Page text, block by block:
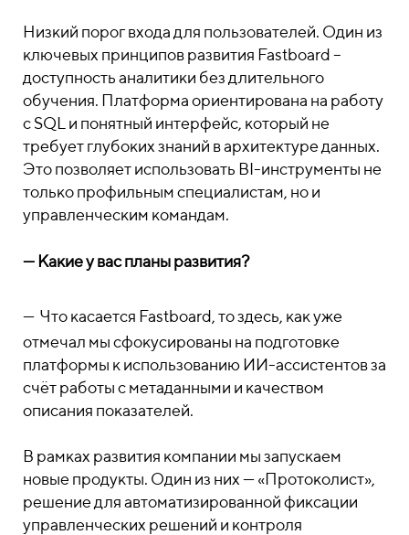
Низкий порог входа для пользователей. Один из
ключевых принципов развития Fastboard –
доступность аналитики без длительного
обучения. Платформа ориентирована на работу
с SQL и понятный интерфейс, который не
требует глубоких знаний в архитектуре данных.
Это позволяет использовать BI-инструменты не
только профильным специалистам, но и
управленческим командам.
— Какие у вас планы развития?
— Что касается Fastboard, то здесь, как уже
отмечал мы сфокусированы на подготовке
платформы к использованию ИИ-ассистентов за
счёт работы с метаданными и качеством
описания показателей.
В рамках развития компании мы запускаем
новые продукты. Один из них — «Протоколист»,
решение для автоматизированной фиксации
управленческих решений и контроля